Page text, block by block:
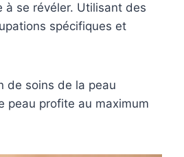
se révéler. Utilisant des
spécifiques et
de soins de la peau
peau profite au maximum